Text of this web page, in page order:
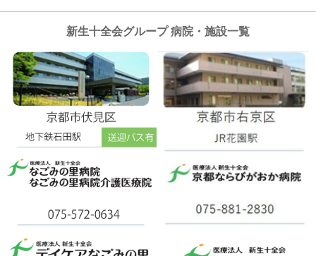
新生十全会グループ 病院・施設一覧